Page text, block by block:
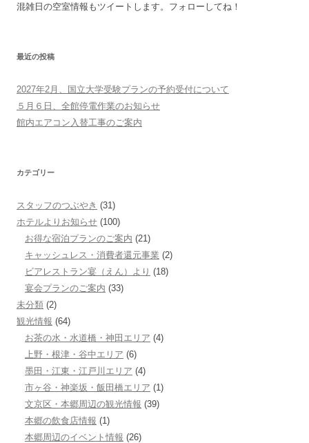
混雑日の空室情報もツイートします。フォローしてね！
最近の投稿
2027年2月、国立大学受験プランの予約受付について
５月６日、全館停電作業のお知らせ
館内エアコン入替工事のご案内
カテゴリー
スタッフのつぶやき (31)
ホテルよりお知らせ (100)
お得な宿泊プランのご案内 (21)
キャッシュレス・消費者還元事業 (2)
ビアレストラン宴（えん）より (18)
宴会プランのご案内 (33)
未分類 (2)
観光情報 (64)
お茶の水・水道橋・神田エリア (4)
上野・根津・谷中エリア (6)
墨田・江東・江戸川エリア (4)
市ヶ谷・神楽坂・飯田橋エリア (1)
文京区・本郷周辺の観光情報 (39)
本郷の飲食店情報 (1)
本郷周辺のイベント情報 (26)